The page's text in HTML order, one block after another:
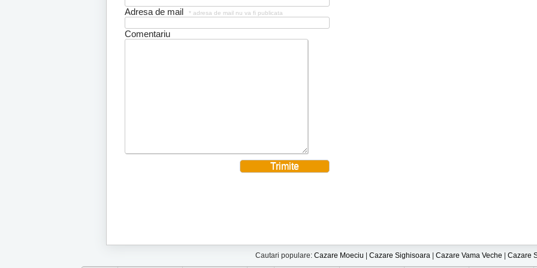
Adresa de mail * adresa de mail nu va fi publicata
Comentariu
Cautari populare: Cazare Moeciu Cazare Sighisoara Cazare Vama Veche Cazare